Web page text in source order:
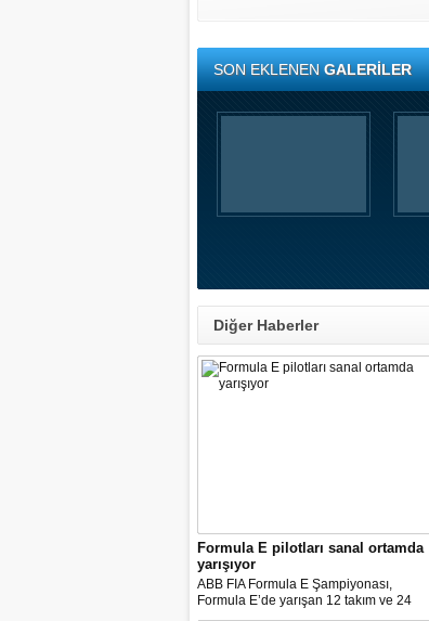
SON EKLENENGALERİLER
Diğer Haberler
Formula E pilotları sanal ortamda
yarışıyor
ABB FIA Formula E Şampiyonası,
Formula E’de yarışan 12 takım ve 24
pilot ile birlikte “ABB Formula E Race at